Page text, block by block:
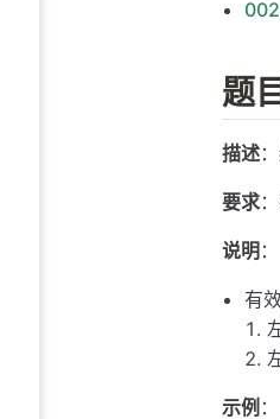
题
描述
要求
说明：
有
示例 ：